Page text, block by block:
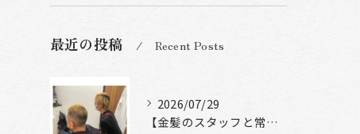
最近の投稿 Recent Posts
2026/07/29
【金髪のスタッフと常連様ショット】